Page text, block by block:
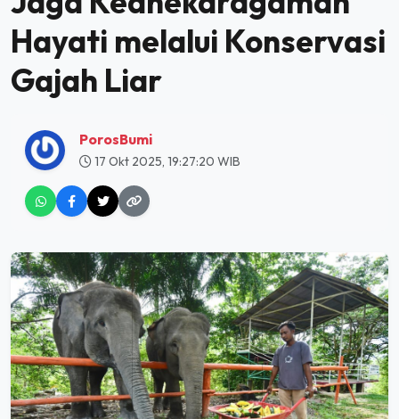
Hayati melalui Konservasi
Gajah Liar
PorosBumi
17 Okt 2025, 19:27:20 WIB